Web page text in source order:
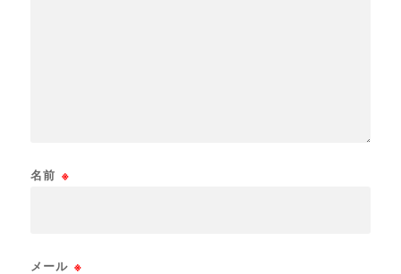
名前 ※
メール ※